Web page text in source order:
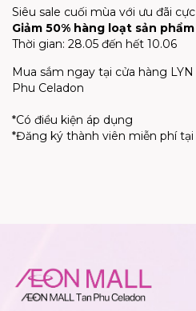
Siêu sale cuối mùa với ưu đãi
Giảm 50% hàng loạt sản
Thời gian: 28.05 đến hết 10.06
Mua sắm ngay tại cửa hàng
Phu Celadon
*Có điều kiện áp dụng
*Đăng ký thành viên miễn phí tại